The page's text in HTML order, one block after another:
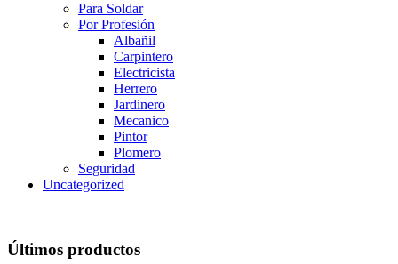
Para Soldar
Por Profesión
Albañil
Carpintero
Electricista
Herrero
Jardinero
Mecanico
Pintor
Plomero
Seguridad
Uncategorized
Últimos productos